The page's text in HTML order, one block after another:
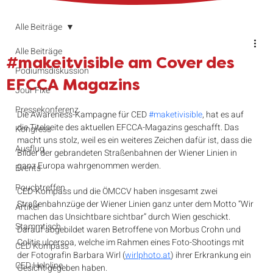
Alle Beiträge
Podiumsdiskussion
Jour Fixe
Pressekonferenz
Kongress
Ausflug
Events
Pouchtreffen
Artikel
Stammtisch
CED Kompass
CED Helpline
Alle Beiträge
#makeitvisible am Cover des
EFCCA Magazins
Die Awareness-Kampagne für CED #maketivisible, hat es auf
die Titelseite des aktuellen EFCCA-Magazins geschafft. Das
macht uns stolz, weil es ein weiteres Zeichen dafür ist, dass die
Bilder der gebrandeten Straßenbahnen der Wiener Linien in
ganz Europa wahrgenommen werden.
CED-Kompass und die ÖMCCV haben insgesamt zwei
Straßenbahnzüge der Wiener Linien ganz unter dem Motto “Wir
machen das Unsichtbare sichtbar” durch Wien geschickt.
Darauf abgebildet waren Betroffene von Morbus Crohn und
Colitis ulcersoa, welche im Rahmen eines Foto-Shootings mit
der Fotografin Barbara Wirl (wirlphoto.at) ihrer Erkrankung ein
Gesicht gegeben haben.